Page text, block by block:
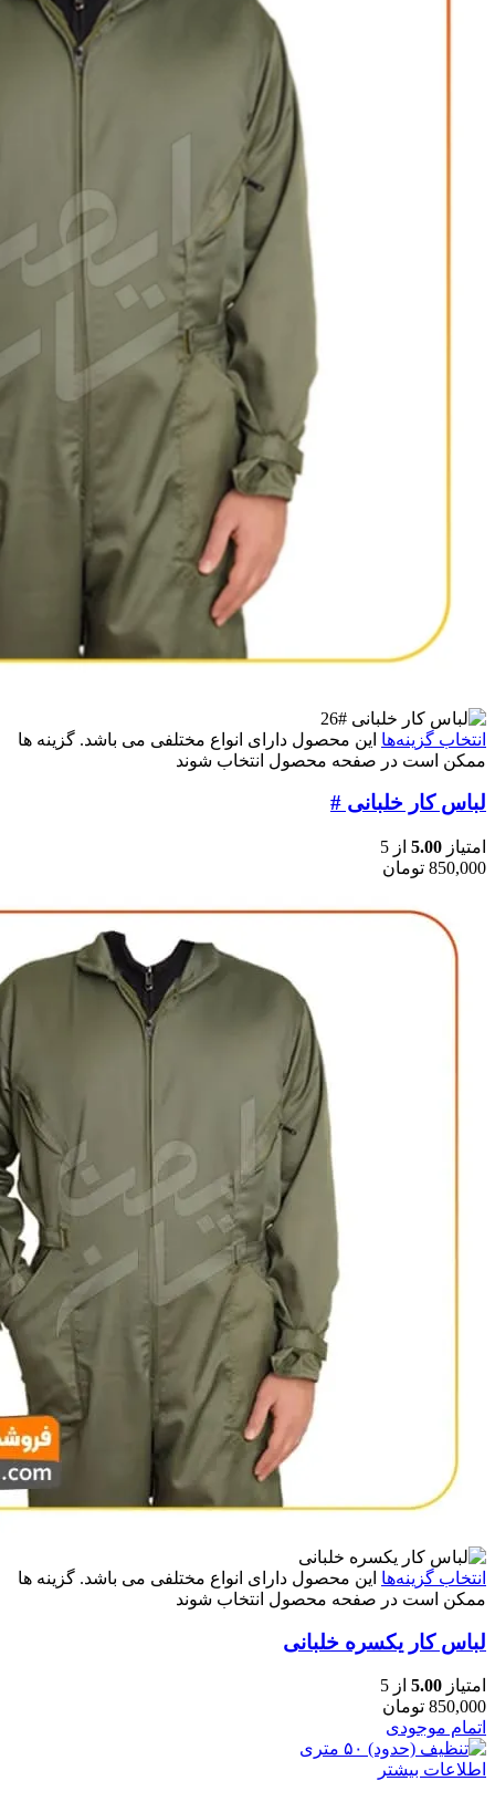
انتخاب گزینه‌ها این محصول دارای انواع مختلفی می باشد. گزینه ها
ممکن است در صفحه محصول انتخاب شوند
لباس کار خلبانی #
امتیاز 5.00 از 5
850,000 تومان
انتخاب گزینه‌ها این محصول دارای انواع مختلفی می باشد. گزینه ها
ممکن است در صفحه محصول انتخاب شوند
لباس کار یکسره خلبانی
امتیاز 5.00 از 5
850,000 تومان
اتمام موجودی
اطلاعات بیشتر